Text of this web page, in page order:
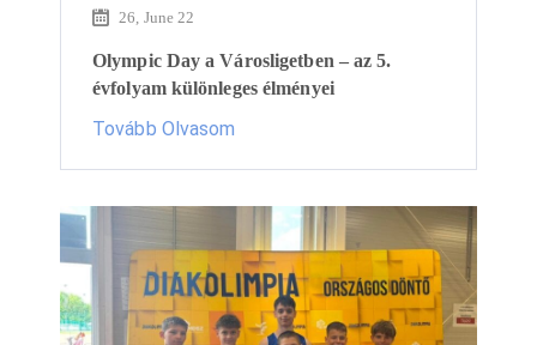
26, June 22
Olympic Day a Városligetben – az 5.
évfolyam különleges élményei
Tovább Olvasom